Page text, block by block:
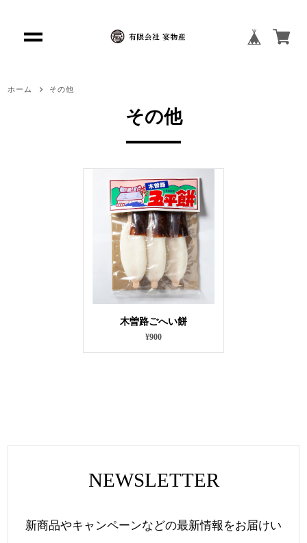
ホーム その他
その他
木曽路ごへい餅
¥900
NEWSLETTER
新商品やキャンペーンなどの最新情報をお届けい